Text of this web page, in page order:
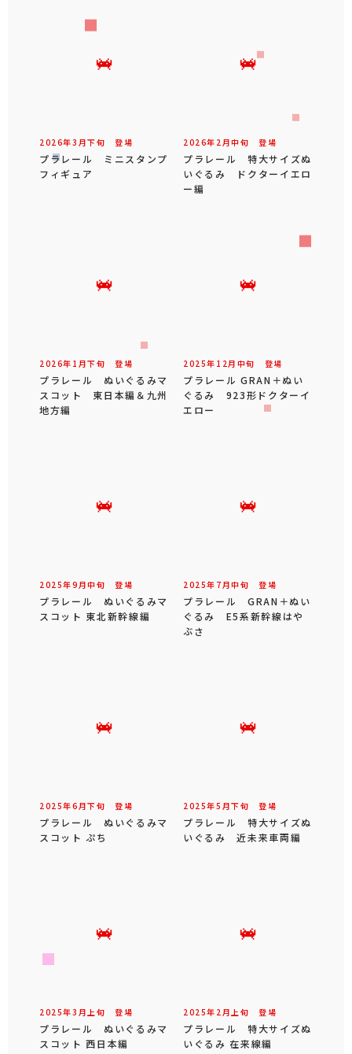
2026年3 月下旬 登場
プラレール ミニスタンプ
フィギュア
2026年 2 月中旬 登場
プラレール 特大サイズぬ
いぐるみ ドクターイエロ
ー編
2026年 1 月下旬 登場
プラレール ぬいぐるみマ
スコット 東日本編＆九州
地方編
2025年 12 月 中旬 登場
プラレール GRAN＋ぬい
ぐるみ 923形ドクターイ
エロー
2025年9 月中旬 登場
プラレール ぬいぐるみマ
スコット 東北新幹線編
2025年 7 月中旬 登場
プラレール GRAN＋ぬい
ぐるみ E5系新幹線はや
ぶさ
2025年6 月下旬 登場
プラレール ぬいぐるみマ
スコット ぷち
2025年5 月下旬 登場
プラレール 特大サイズぬ
いぐるみ 近未来車両編
2025年3 月 上旬 登場
プラレール ぬいぐるみマ
スコット 西日本編
2025年 2 月 上旬 登場
プラレール 特大サイズぬ
いぐるみ 在来線編